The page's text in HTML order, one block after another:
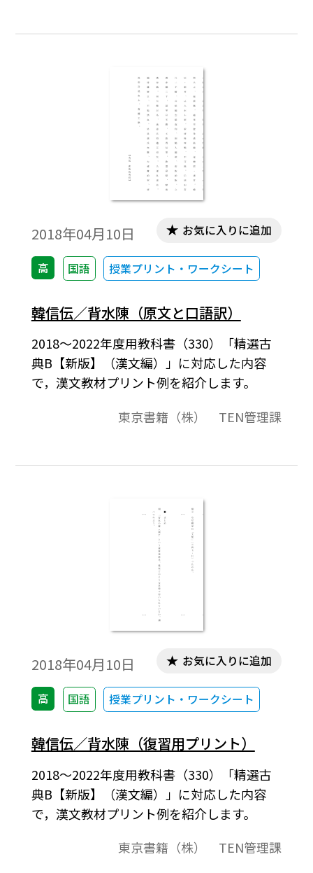
2018年04月10日
高 国語 授業プリント・ワークシート
お気に入りに追加
韓信伝／背水陳（原文と口語訳）
2018～2022年度用教科書（330）「精選古
典B【新版】（漢文編）」に対応した内容
で，漢文教材プリント例を紹介します。
東京書籍（株） TEN管理課
2018年04月10日
高 国語 授業プリント・ワークシート
お気に入りに追加
韓信伝／背水陳（復習用プリント）
2018～2022年度用教科書（330）「精選古
典B【新版】（漢文編）」に対応した内容
で，漢文教材プリント例を紹介します。
東京書籍（株） TEN管理課